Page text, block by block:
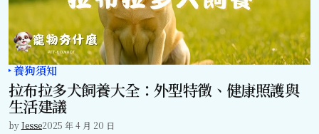
養狗須知
拉布拉多犬飼養大全：外型特徵、健康照護與
生活建議
byJesse2025 年 4 月 20 日